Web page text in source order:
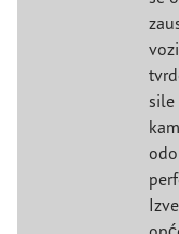
sile